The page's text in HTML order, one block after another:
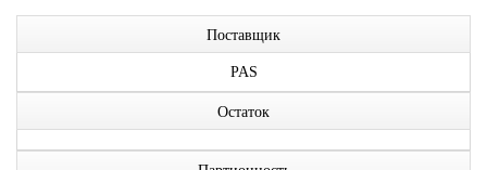
Поставщик
PAS
Остаток